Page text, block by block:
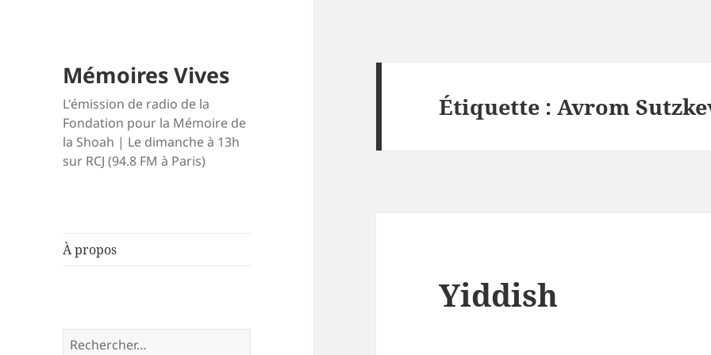
Mémoires Vives
L'émission de radio de la
Fondation pour la Mémoire de
la Shoah | Le dimanche à 13h
sur RCJ (94.8 FM à Paris)
À propos
Rechercher :
Étiquette :Avrom
Yiddish